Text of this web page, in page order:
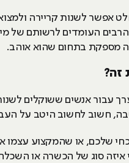
אפשר לשנות קריירה
הרבים העומדים לרשותם
מספקת בתחום שהוא אוהב.
זה?
עבור אנשים ששוקלים
חשוב לחשוב היטב על
שלכם, או שהמקצוע עצמו
סוג של הכשרה או